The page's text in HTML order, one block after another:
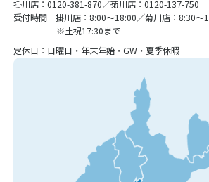
掛川店：0120-381-870／菊川店：0120-137-750
受付時間 掛川店：8:00〜18:00／菊川店：8:30〜
※土祝17:30まで
定休日：日曜日・年末年始・GW・夏季休暇